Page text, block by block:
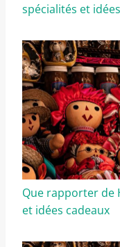
spécialités et
Que rapporter de
et idées cadeaux